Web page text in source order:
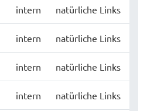
intern natürliche Links
intern natürliche Links
intern natürliche Links
intern natürliche Links